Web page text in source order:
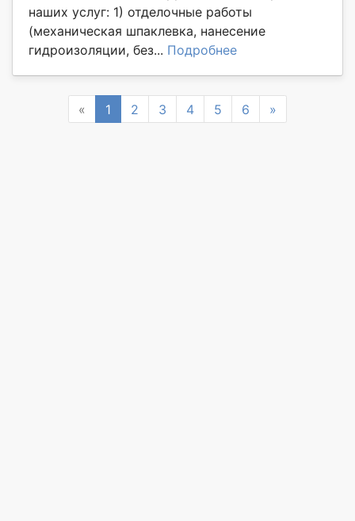
наших услуг: 1) отделочные работы
(механическая шпаклевка, нанесение
гидроизоляции, без... Подробнее
« Previous
1 2 3 4 5 6 »